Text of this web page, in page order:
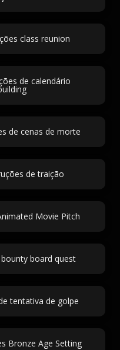
class reunion
de calendário
de cenas de morte
de traição
Movie Pitch
board quest
tentativa de golpe
Bronze Age Setting